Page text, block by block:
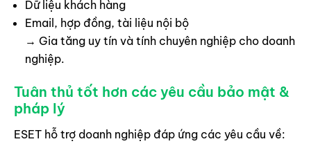
Dữ liệu khách hàng
Email, hợp đồng, tài liệu nội bộ
→ Gia tăng uy tín và tính chuyên nghiệp cho doanh
nghiệp.
Tuân thủ tốt hơn các yêu cầu bảo mật &
pháp lý
ESET hỗ trợ doanh nghiệp đáp ứng các yêu cầu về: